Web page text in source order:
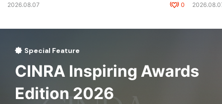
2026.08.07 0
Special Feature
CINRA Inspiring Awards
Edition 2026